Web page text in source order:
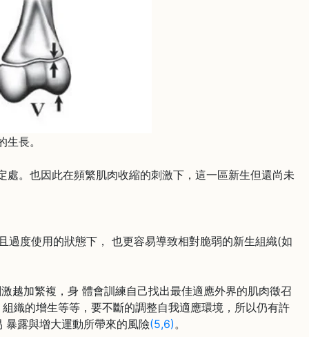
長。
。也因此在頻繁肌肉收縮的刺激下，這一區新生但還尚未
過度使用的狀態下， 也更容易導致相對脆弱的新生組織(如
加繁複，身 體會訓練自己找出最佳適應外界的肌肉徵召
織的增生等等，要不斷的調整自我適應環境，所以仍有許
露與增大運動所帶來的風險(5,6) 。